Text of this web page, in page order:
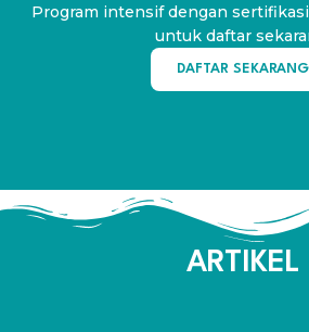
Program intensif dengan
untuk daftar
DAFTAR SEKARANG
ARTIKEL